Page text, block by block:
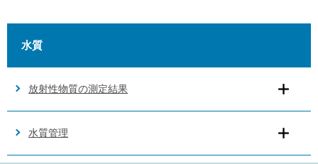
水質
放射性物質の測定結果
水質管理